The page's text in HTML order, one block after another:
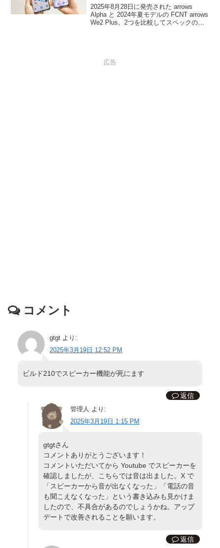
は？
2025年8月28日に発売された arrows
Alpha と 2024年夏モデルの FCNT arrows
We2 Plus。2つを比較してスペックの違
どうかということです。特に 512GB の
広告
コメント
gtgt より:
2025年3月19日 12:52 PM
ビルド210でスピーカー機能が死にます
返信
管理人 より:
2025年3月19日 1:15 PM
gtgtさん
コメントありがとうございます！
コメントいただいてから Youtube でスピーカーを
確認しましたが、こちらでは音は出ました。X で
「スピーカーから音が出なくなった」「電話の音
も聞こえなくなった」という書き込みも見かけま
したので、不具合があるのでしょうかね。アップ
デートで改善されることを願います。
返信